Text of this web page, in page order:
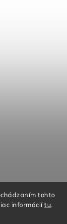
tohto
informáciítu.